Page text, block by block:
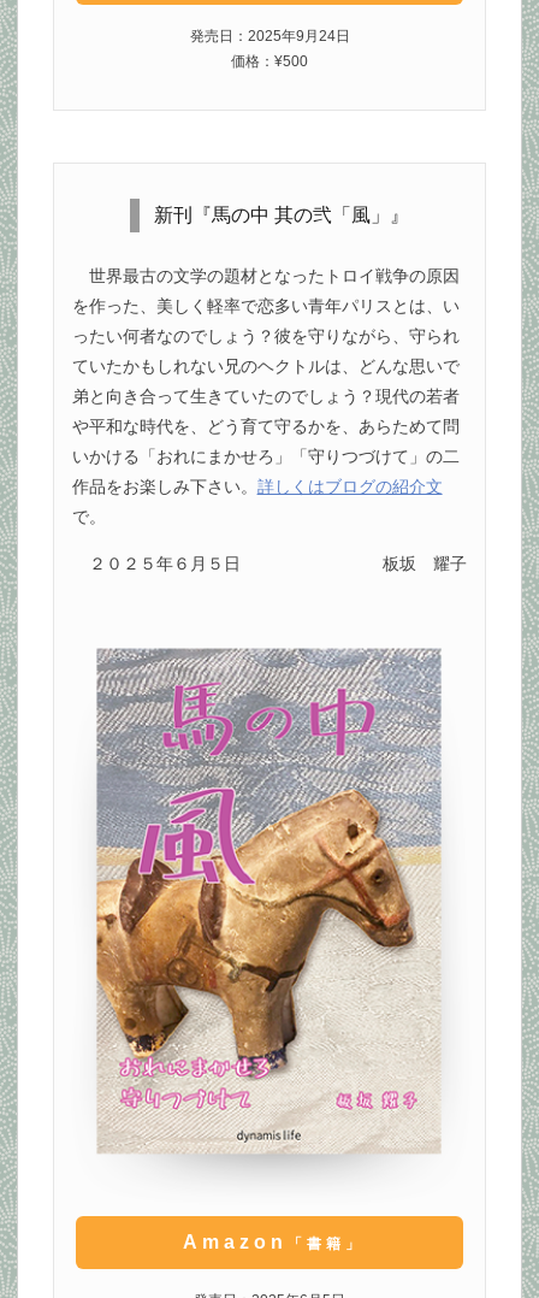
発売日：2025年9月24日
価格：¥500
新刊『馬の中 其の弐「風」』
世界最古の文学の題材となったトロイ戦争の原因
を作った、美しく軽率で恋多い青年パリスとは、い
ったい何者なのでしょう？彼を守りながら、守られ
ていたかもしれない兄のヘクトルは、どんな思いで
弟と向き合って生きていたのでしょう？現代の若者
や平和な時代を、どう育て守るかを、あらためて問
いかける「おれにまかせろ」「守りつづけて」の二
作品をお楽しみ下さい。 詳しくはブログの紹介文
で。
２０２５年６月５日 板坂 耀子
Amazon 「書籍」